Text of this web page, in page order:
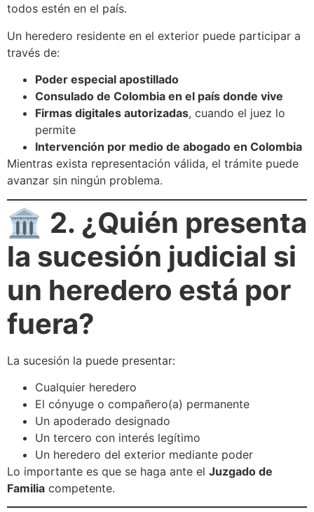
todos estén en el país.
Un heredero residente en el exterior puede participar a
través de:
Poder especial apostillado
Consulado de Colombia en el país donde vive
Firmas digitales autorizadas, cuando el juez lo
permite
Intervención por medio de abogado en Colombia
Mientras exista representación válida, el trámite puede
avanzar sin ningún problema.
🏛️ 2. ¿Quién presenta
la sucesión judicial si
un heredero está por
fuera?
La sucesión la puede presentar:
Cualquier heredero
El cónyuge o compañero(a) permanente
Un apoderado designado
Un tercero con interés legítimo
Un heredero del exterior mediante poder
Lo importante es que se haga ante el Juzgado de
Familia competente.